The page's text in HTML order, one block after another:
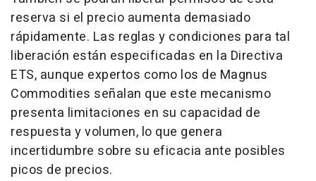
reserva si el precio aumenta demasiado
rápidamente. Las reglas y condiciones para tal
liberación están especificadas en la Directiva
ETS, aunque expertos como los de Magnus
Commodities señalan que este mecanismo
presenta limitaciones en su capacidad de
respuesta y volumen, lo que genera
incertidumbre sobre su eficacia ante posibles
picos de precios.